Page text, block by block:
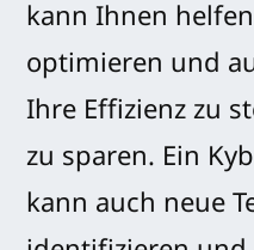
kann Ihnen
optimieren und
Ihre Effizienz zu
zu sparen. Ein
kann auch neue